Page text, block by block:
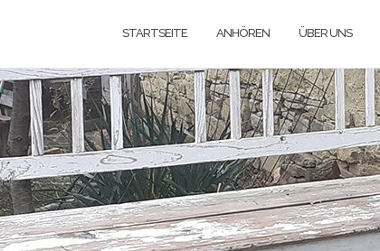
STARTSEITE ANHÖREN ÜBER UNS